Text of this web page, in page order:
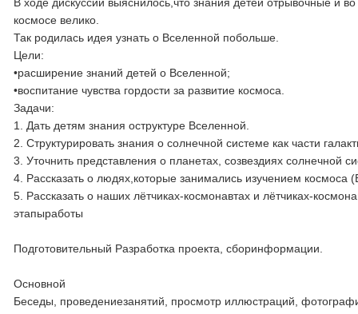
космосе велико.
Так родилась идея узнать о Вселенной побольше.
Цели:
•расширение знаний детей о Вселенной;
•воспитание чувства гордости за развитие космоса.
Задачи:
1. Дать детям знания оструктуре Вселенной.
2. Структурировать знания о солнечной системе как части
3. Уточнить представления о планетах, созвездиях солнечной
4. Рассказать о людях,которые занимались изучением космоса
5. Рассказать о наших лётчиках-космонавтах и лётчиках-
этапыработы
Подготовительный Разработка проекта, сборинформации.
Основной
Беседы, проведениезанятий, просмотр иллюстраций,